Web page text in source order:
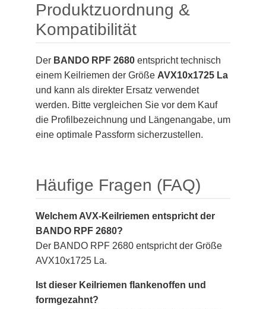
Produktzuordnung &
Kompatibilität
Der BANDO RPF 2680 entspricht technisch
einem Keilriemen der Größe AVX10x1725 La
und kann als direkter Ersatz verwendet
werden. Bitte vergleichen Sie vor dem Kauf
die Profilbezeichnung und Längenangabe, um
eine optimale Passform sicherzustellen.
Häufige Fragen (FAQ)
Welchem AVX-Keilriemen entspricht der
BANDO RPF 2680?
Der BANDO RPF 2680 entspricht der Größe
AVX10x1725 La.
Ist dieser Keilriemen flankenoffen und
formgezahnt?